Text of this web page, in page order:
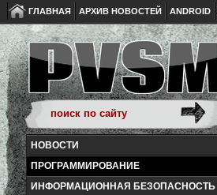
ГЛАВНАЯ АРХИВ НОВОСТЕЙ ANDROID
НОВОСТИ
ПРОГРАММИРОВАНИЕ
ИНФОРМАЦИОННАЯ БЕЗОПАСНОСТЬ